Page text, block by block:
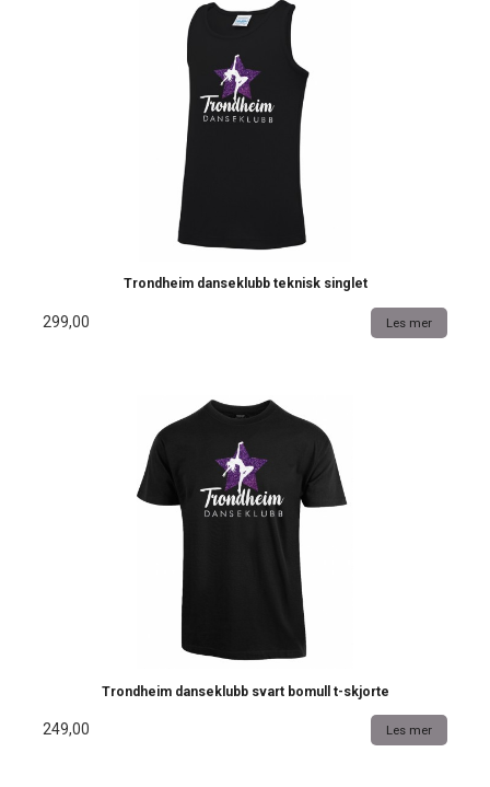
Trondheim danseklubb teknisk singlet
299,00 Les mer
Trondheim danseklubb svart bomull t-skjorte
249,00 Les mer